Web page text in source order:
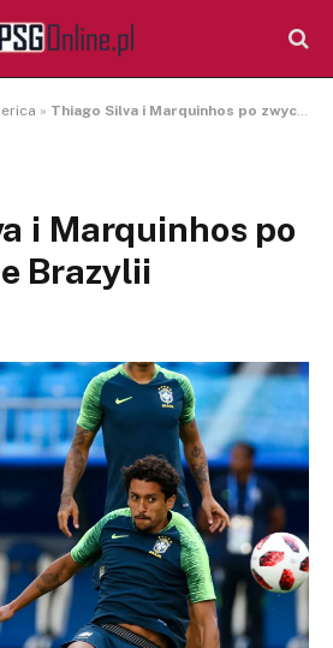
» Thiago Silva i Marquinhos po zwycięstwie Brazylii
i Marquinhos po
Brazylii